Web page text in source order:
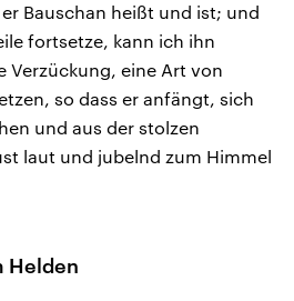
Bauschan heißt und ist; und
fortsetze, kann ich ihn
Verzückung, eine Art von
so dass er anfängt, sich
und aus der stolzen
laut und jubelnd zum Himmel
Helden